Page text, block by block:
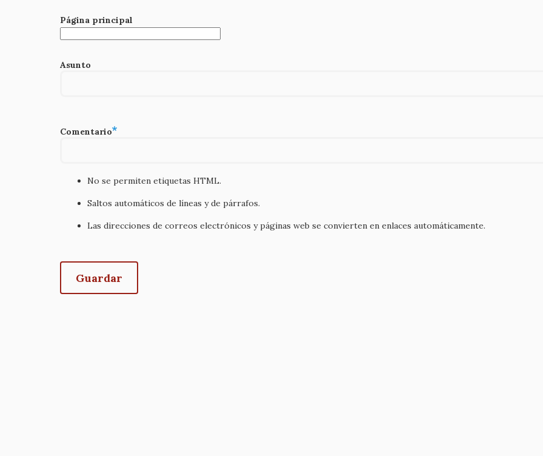
Página principal
Asunto
Comentario
No se permiten etiquetas HTML.
Saltos automáticos de líneas y de párrafos.
Las direcciones de correos electrónicos y páginas web se convierten en enlaces automáticamente.